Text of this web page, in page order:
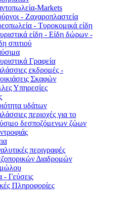
Markets
- Ζαχαροπλαστεία
- Τυροκομικά είδη
είδη - Είδη δώρων -
σπιτιού
Γραφεία
εκδρομές -
Σκαφών
Υπηρεσίες
υδάτων
περιοχές για το
δεσποζόμενων ζώων
περιγραφές
Διαδρομών
- Γεύσεις
Πληροφορίες